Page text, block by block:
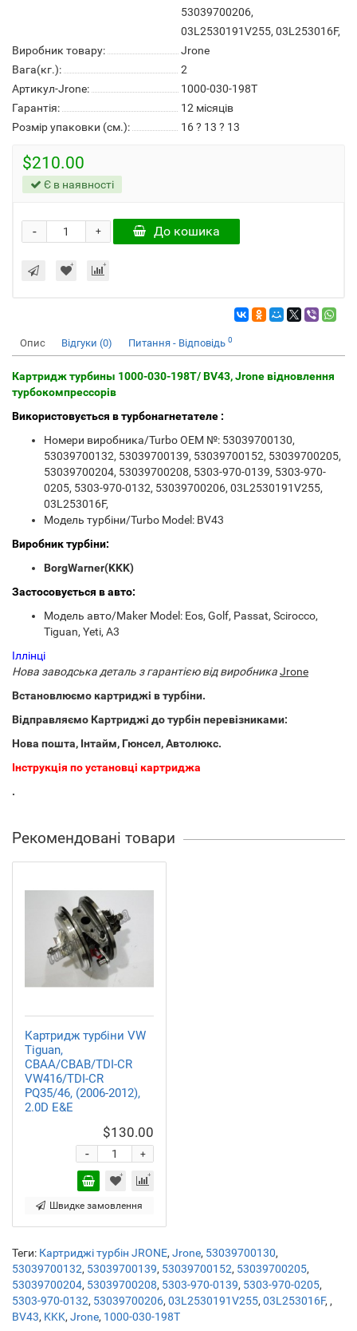
53039700206,
03L2530191V255, 03L253016F,
Виробник товару:
Jrone
Вага(кг.):
2
Артикул-Jrone:
1000-030-198T
Гарантія:
12 місяців
Розмір упаковки (см.):
16 ? 13 ? 13
$210.00
Є в наявності
+
- До кошика
Опис Відгуки (0) Питання - Відповідь 0
Картридж турбины 1000-030-198T/ BV43, Jrone відновлення
турбокомпрессорів
Використовується в турбонагнетателе :
Номери виробника/Turbo OEM №: 53039700130,
53039700132, 53039700139, 53039700152, 53039700205,
53039700204, 53039700208, 5303-970-0139, 5303-970-
0205, 5303-970-0132, 53039700206, 03L2530191V255,
03L253016F,
Модель турбіни/Turbo Model: BV43
Виробник турбіни:
BorgWarner(KKK)
Застосовується в авто:
Модель авто/Maker Model: Eos, Golf, Passat, Scirocco,
Tiguan, Yeti, A3
Іллінці
Нова заводська деталь з гарантією від виробникаJrone
Встановлюємо картриджі в турбіни.
Відправляємо Картриджі до турбін перевізниками:
Нова пошта, Інтайм, Гюнсел, Автолюкс.
Інструкція по установці картриджа
.
Рекомендовані товари
Картридж турбіни VW
Tiguan,
CBAA/CBAB/TDI-CR
VW416/TDI-CR
PQ35/46, (2006-2012),
2.0D E&E
$130.00
+
-
Швидке замовлення
Теги: Картриджі турбін JRONE, Jrone, 53039700130,
53039700132, 53039700139, 53039700152, 53039700205,
53039700204, 53039700208, 5303-970-0139, 5303-970-0205,
5303-970-0132, 53039700206, 03L2530191V255, 03L253016F, ,
BV43, KKK, Jrone, 1000-030-198T